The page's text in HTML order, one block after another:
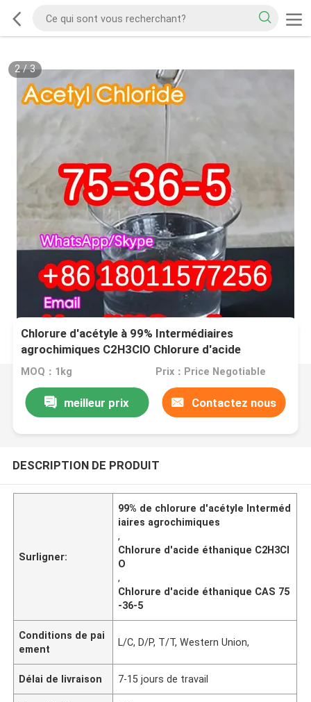
2/3
Chlorure d'acétyle à 99% Intermédiaires
agrochimiques C2H3ClO Chlorure d'acide
éthanique CAS 75-36-5
MOQ：1kg Prix：Price Negotiable
meilleur prix Contactez nous
DESCRIPTION DE PRODUIT
Surligner:
99% de chlorure d'acétyle Interméd
iaires agrochimiques
,
Chlorure d'acide éthanique C2H3Cl
O
,
Chlorure d'acide éthanique CAS 75
-36-5
Conditions de pai
ement
L/C, D/P, T/T, Western Union,
Délai de livraison 7-15 jours de travail